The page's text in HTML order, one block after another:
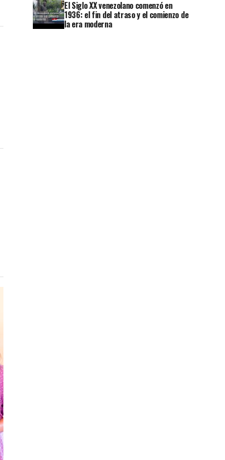
El Siglo XX venezolano comenzó en
1936: el fin del atraso y el comienzo de
la era moderna